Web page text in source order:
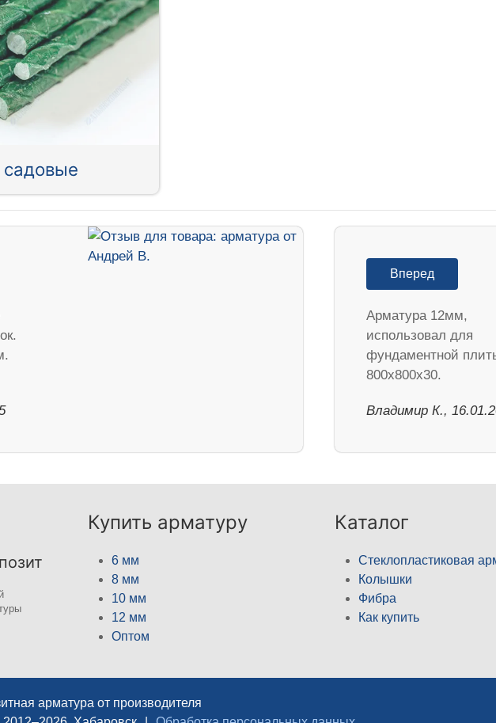
Вперед
Арматура 12мм,
использовал для
фундаментной
800х800х30.
Владимир К.,
Купить арматуру
6 мм
8 мм
10 мм
12 мм
Оптом
Каталог
Стеклопластиковая
Колышки
Фибра
Как купить
арматура от производителя